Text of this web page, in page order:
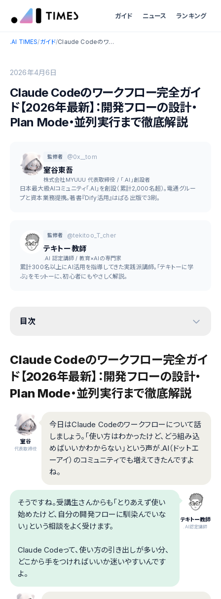
ガイド ニュース ランキング
.AI TIMES/ガイド/ Claude Codeのワークフロー完全ガイド【2026年最新】：開発フローの設計・Plan Mode・並列実行まで徹底解説
2026年4月6日
Claude Codeのワークフロー完全ガイ
ド【2026年最新】：開発フローの設計・
Plan Mode・並列実行まで徹底解説
監修者 @0x__tom
室谷東吾
株式会社MYUUU 代表取締役 / 「.AI」創設者
日本最大級AIコミュニティ「.AI」を創設（累計2,000名超）。電通グルー
プと資本業務提携。著書『Dify活用』はぱる出版で3刷。
監修者 @tekitoo_T_cher
テキトー教師
.AI 認定講師 / 教育×AIの専門家
累計300名以上にAI活用を指導してきた実践派講師。「テキトーに学
ぶ」をモットーに、初心者にもやさしく解説。
目次
Claude Codeのワークフロー完全ガイ
ド【2026年最新】：開発フローの設計・
Plan Mode・並列実行まで徹底解説
室谷
代表取締役
今日はClaude Codeのワークフローについて話
しましょう。「使い方はわかったけど、どう組み込
めばいいかわからない」という声が.AI（ドットエ
ーアイ）のコミュニティでも増えてきたんですよ
ね。
テキトー教師
.AI認定講師
そうですね。受講生さんからも「とりあえず使い
始めたけど、自分の開発フローに馴染んでいな
い」という相談をよく受けます。
Claude Codeって、使い方の引き出しが多い分、
どこから手をつければいいか迷いやすいんです
よ。